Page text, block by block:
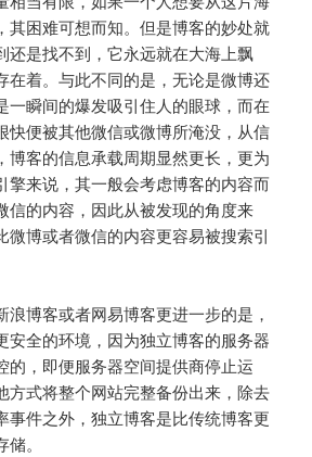
其困难可想而知。但是博客的妙处就
还是找不到，它永远就在大海上飘
在着。与此不同的是，无论是微博还
一瞬间的爆发吸引住人的眼球，而在
快便被其他微信或微博所淹没，从信
博客的信息承载周期显然更长，更为
擎来说，其一般会考虑博客的内容而
信的内容，因此从被发现的角度来
微博或者微信的内容更容易被搜索引
浪博客或者网易博客更进一步的是，
安全的环境，因为独立博客的服务器
的，即便服务器空间提供商停止运
方式将整个网站完整备份出来，除去
事件之外，独立博客是比传统博客更
。